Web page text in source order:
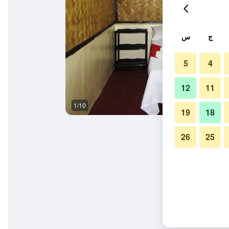
1/10
ج س
4
5
11
12
18
19
25
26